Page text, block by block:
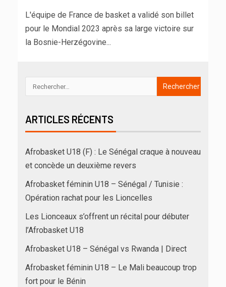
L'équipe de France de basket a validé son billet
pour le Mondial 2023 après sa large victoire sur
la Bosnie-Herzégovine...
ARTICLES RÉCENTS
Afrobasket U18 (F) : Le Sénégal craque à nouveau
et concède un deuxième revers
Afrobasket féminin U18 – Sénégal / Tunisie :
Opération rachat pour les Lioncelles
Les Lionceaux s’offrent un récital pour débuter
l’Afrobasket U18
Afrobasket U18 – Sénégal vs Rwanda | Direct
Afrobasket féminin U18 – Le Mali beaucoup trop
fort pour le Bénin